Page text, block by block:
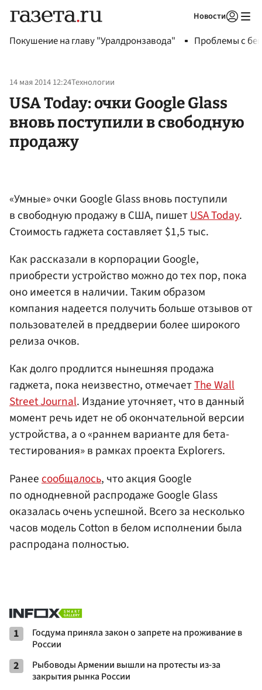
Новости
Покушение на главу "Уралдронзавода" Проблемы с
14 мая 2014 12:24Технологии
USA Today: очки Google Glass
вновь поступили в свободную
продажу
«Умные» очки Google Glass вновь поступили
в свободную продажу в США, пишетUSA Today.
Стоимость гаджета составляет $1,5 тыс.
Как рассказали в корпорации Google,
приобрести устройство можно до тех пор, пока
оно имеется в наличии. Таким образом
компания надеется получить больше отзывов от
пользователей в преддверии более широкого
релиза очков.
Как долго продлится нынешняя продажа
гаджета, пока неизвестно, отмечаетThe Wall
Street Journal. Издание уточняет, что в данный
момент речь идет не об окончательной версии
устройства, а о «раннем варианте для бета-
тестирования» в рамках проекта Explorers.
Ранее сообщалось, что акция Google
по однодневной распродаже Google Glass
оказалась очень успешной. Всего за несколько
часов модель Cotton в белом исполнении была
распродана полностью.
1
Госдума приняла закон о запрете на проживание в
России
2
Рыбоводы Армении вышли на протесты из-за
закрытия рынка России